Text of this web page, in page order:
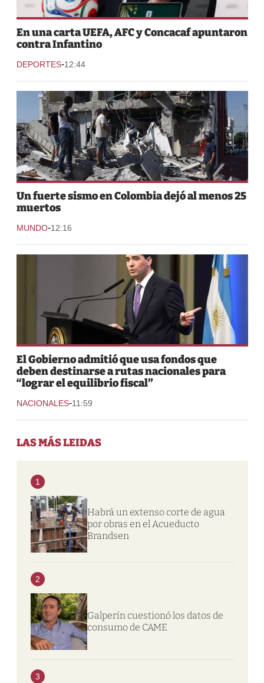
En una carta UEFA, AFC y Concacaf apuntaron
contra Infantino
DEPORTES-12:44
Un fuerte sismo en Colombia dejó al menos 25
muertos
MUNDO-12:16
El Gobierno admitió que usa fondos que
deben destinarse a rutas nacionales para
“lograr el equilibrio fiscal”
NACIONALES-11:59
LAS MÁS LEIDAS
1
Habrá un extenso corte de agua
por obras en el Acueducto
Brandsen
2
Galperín cuestionó los datos de
consumo de CAME
3